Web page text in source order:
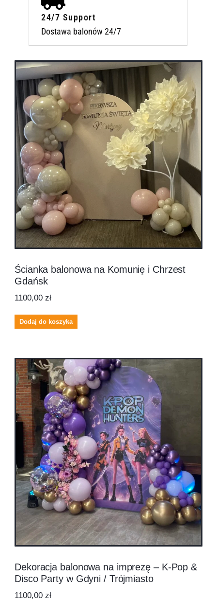
24/7 Support
Dostawa balonów 24/7
Ścianka balonowa na Komunię i Chrzest
Gdańsk
1100,00 zł
Dodaj do koszyka
Dekoracja balonowa na imprezę – K-Pop &
Disco Party w Gdyni / Trójmiasto
1100,00 zł